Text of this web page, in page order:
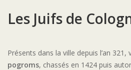
Les Juifs de
Présents dans la ville depuis l’an 321,
pogroms, chassés en 1424 puis